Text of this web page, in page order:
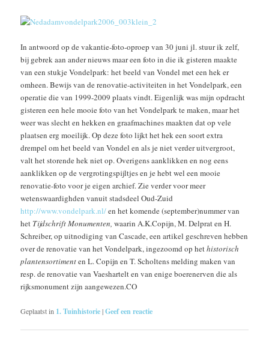
In antwoord op de vakantie-foto-oproep van 30 juni jl. stuur ik zelf,
bij gebrek aan ander nieuws maar een foto in die ik gisteren maakte
van een stukje Vondelpark: het beeld van Vondel met een hek er
omheen. Bewijs van de renovatie-activiteiten in het Vondelpark, een
operatie die van 1999-2009 plaats vindt. Eigenlijk was mijn opdracht
gisteren een hele mooie foto van het Vondelpark te maken, maar het
weer was slecht en hekken en graafmachines maakten dat op vele
plaatsen erg moeilijk. Op deze foto lijkt het hek een soort extra
drempel om het beeld van Vondel en als je niet verder uitvergroot,
valt het storende hek niet op. Overigens aanklikken en nog eens
aanklikken op de vergrotingspijltjes en je hebt wel een mooie
renovatie-foto voor je eigen archief. Zie verder voor meer
wetenswaardighden vanuit stadsdeel Oud-Zuid
http://www.vondelpark.nl/en het komende (september)nummer van
het Tijdschrift Monumenten, waarin A.K.Copijn, M. Delprat en H.
Schreiber, op uitnodiging van Cascade, een artikel geschreven hebben
over de renovatie van het Vondelpark, ingezoomd op hethistorisch
plantensortimenten L. Copijn en T. Scholtens melding maken van
resp. de renovatie van Vaeshartelt en van enige boerenerven die als
rijksmonument zijn aangewezen.CO
Geplaatst in 1. Tuinhistorie|Geef een reactie